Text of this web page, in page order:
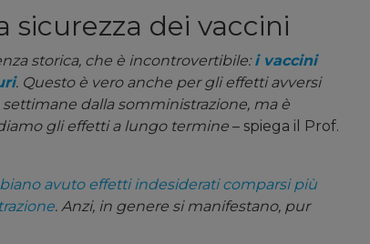
sicurezza dei vaccini
storica, che è incontrovertibile:i vaccini
. Questo è vero anche per gli effetti avversi
dalla somministrazione, ma è
gli effetti a lungo termine – spiega il Prof.
avuto effetti indesiderati comparsi più
. Anzi, in genere si manifestano, pur